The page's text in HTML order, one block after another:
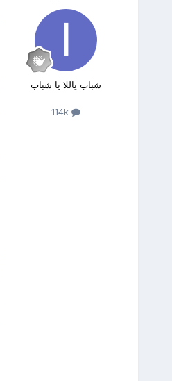
شباب ياللا يا شباب
114k